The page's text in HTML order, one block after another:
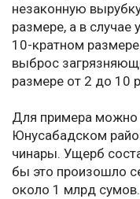
незаконную
размере, а в
10-кратном
выброс
размере от 2 до 10
Для примера можно
Юнусабадском
чинары. Ущерб
бы это произошло
около 1 млрд сумов.